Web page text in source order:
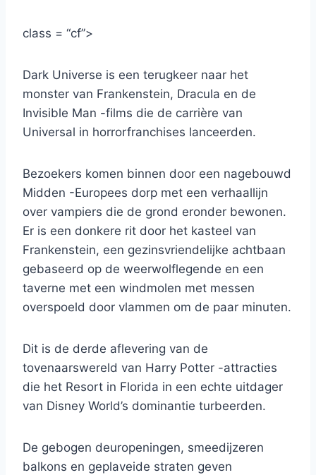
class = “cf”>
Dark Universe is een terugkeer naar het
monster van Frankenstein, Dracula en de
Invisible Man -films die de carrière van
Universal in horrorfranchises lanceerden.
Bezoekers komen binnen door een nagebouwd
Midden -Europees dorp met een verhaallijn
over vampiers die de grond eronder bewonen.
Er is een donkere rit door het kasteel van
Frankenstein, een gezinsvriendelijke achtbaan
gebaseerd op de weerwolflegende en een
taverne met een windmolen met messen
overspoeld door vlammen om de paar minuten.
Dit is de derde aflevering van de
tovenaarswereld van Harry Potter -attracties
die het Resort in Florida in een echte uitdager
van Disney World’s dominantie turbeerden.
De gebogen deuropeningen, smeedijzeren
balkons en geplaveide straten geven